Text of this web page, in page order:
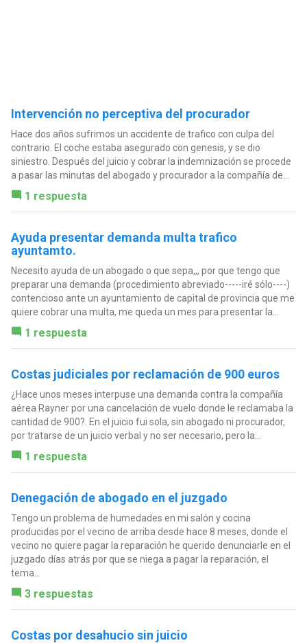
Intervención no perceptiva del procurador
Hace dos años sufrimos un accidente de trafico con culpa del
contrario. El coche estaba asegurado con genesis, y se dio
siniestro. Después del juicio y cobrar la indemnización se procede
a pasar las minutas del abogado y procurador a la compañía de...
1 respuesta
Ayuda presentar demanda multa trafico
ayuntamto.
Necesito ayuda de un abogado o que sepa,,, por que tengo que
preparar una demanda (procedimiento abreviado-----iré sólo----)
contencioso ante un ayuntamiento de capital de provincia que me
quiere cobrar una multa, me queda un mes para presentar la...
1 respuesta
Costas judiciales por reclamación de 900 euros
¿Hace unos meses interpuse una demanda contra la compañía
aérea Rayner por una cancelación de vuelo donde le reclamaba la
cantidad de 900?. En el juicio fui sola, sin abogado ni procurador,
por tratarse de un juicio verbal y no ser necesario, pero la...
1 respuesta
Denegación de abogado en el juzgado
Tengo un problema de humedades en mi salón y cocina
producidas por el vecino de arriba desde hace 8 meses, donde el
vecino no quiere pagar la reparación he querido denunciarle en el
juzgado días atrás por que se niega a pagar la reparación, el
tema...
3 respuestas
Costas por desahucio sin juicio